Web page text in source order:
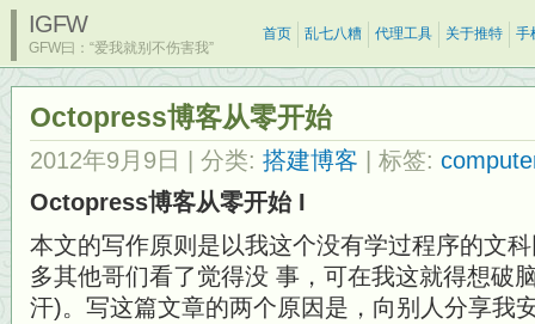
IGFW
GFW曰：“爱我就别不伤害我”
首页 乱七八糟 代理工具 关于推特 手
Octopress博客从零开始
2012年9月9日 | 分类: 搭建博客 | 标签:
Octopress博客从零开始 I
本文的写作原则是以我这个没有学过程序的文
多其他哥们看了觉得没 事，可在我这就得想破
汗)。写这篇文章的两个原因是，向别人分享我